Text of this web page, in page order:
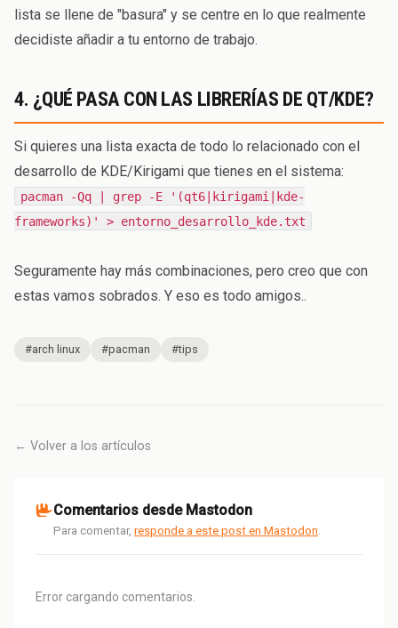
lista se llene de "basura" y se centre en lo que realmente
decidiste añadir a tu entorno de trabajo.
4. ¿QUÉ PASA CON LAS LIBRERÍAS DE QT/KDE?
Si quieres una lista exacta de todo lo relacionado con el
desarrollo de KDE/Kirigami que tienes en el sistema:
pacman -Qq | grep -E '(qt6|kirigami|kde-
frameworks)' > entorno_desarrollo_kde.txt
Seguramente hay más combinaciones, pero creo que con
estas vamos sobrados. Y eso es todo amigos..
#arch linux #pacman #tips
← Volver a los artículos
Comentarios desde Mastodon
Para comentar, responde a este post en Mastodon
Error cargando comentarios.